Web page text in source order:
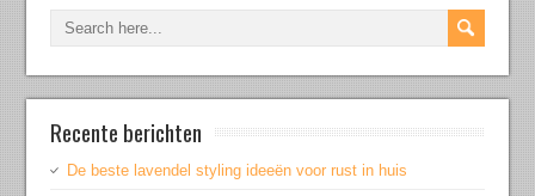
Recente berichten
De beste lavendel styling ideeën voor rust in huis